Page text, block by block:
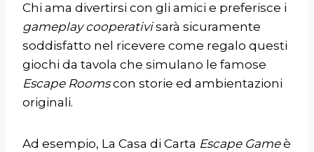
Chi ama divertirsi con gli amici e preferisce i
gameplay cooperativisarà sicuramente
soddisfatto nel ricevere come regalo questi
giochi da tavola che simulano le famose
Escape Roomscon storie ed ambientazioni
originali.
Ad esempio, La Casa di Carta Escape Gameè